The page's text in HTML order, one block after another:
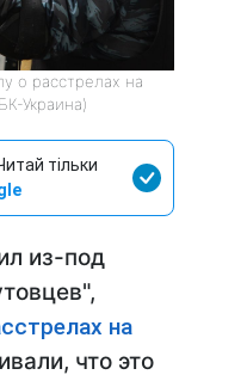
о расстрелах на
Украина)
тільки
из-под
на
что это